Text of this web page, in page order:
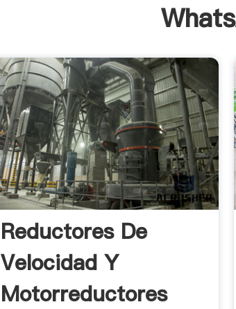
Reductores De
Velocidad Y
Motorreductores